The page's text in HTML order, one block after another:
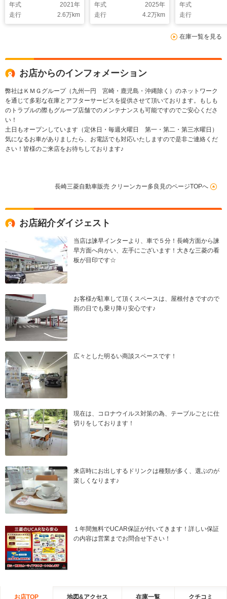
年式
2021年
走行
2.6万km
年式
2025年
走行
4.2万km
ル・衝突軽減
キ・障害物セ
両側電動スラ
年式
走行
在庫一覧を見る
お店からのインフォメーション
弊社はＫＭＧグループ（九州一円 宮崎・鹿児島・沖縄除く）のネットワーク
を通じて多彩な在庫とアフターサービスを提供させて頂いております。もしも
のトラブルの際もグループ店舗でのメンテナンスも可能ですのでご安心くださ
い！
土日もオープンしています（定休日・毎週火曜日 第一・第二・第三水曜日）
気になるお車がありましたら、お電話でも対応いたしますので是非ご連絡くだ
さい！皆様のご来店をお待ちしております♪
長崎三菱自動車販売 クリーンカー多良見のページTOPへ
お店紹介ダイジェスト
当店は諫早インターより、車で５分！長崎方面から諫
早方面へ向かい、左手にございます！大きな三菱の看
板が目印です☆
お客様が駐車して頂くスペースは、屋根付きですので
雨の日でも乗り降り安心です♪
広々とした明るい商談スペースです！
現在は、コロナウイルス対策の為、テーブルごとに仕
切りをしております！
来店時にお出しするドリンクは種類が多く、選ぶのが
楽しくなります♪
１年間無料でUCAR保証が付いてきます！詳しい保証
の内容は営業までお問合せ下さい！
お店TOP 地図&アクセス 在庫一覧 クチコミ